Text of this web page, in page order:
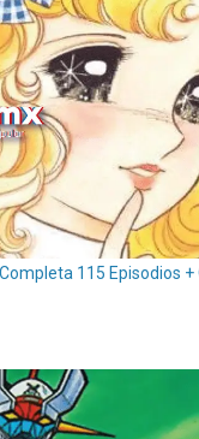
115 Episodios +